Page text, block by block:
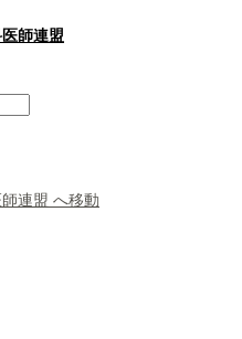
師連盟
連盟 へ移動